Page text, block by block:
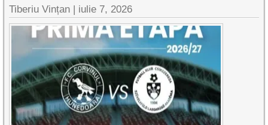
Tiberiu Vințan | iulie 7, 2026